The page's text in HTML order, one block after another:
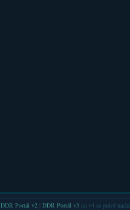
DDR Portál v2| DDR Portál v3na v4 se právě